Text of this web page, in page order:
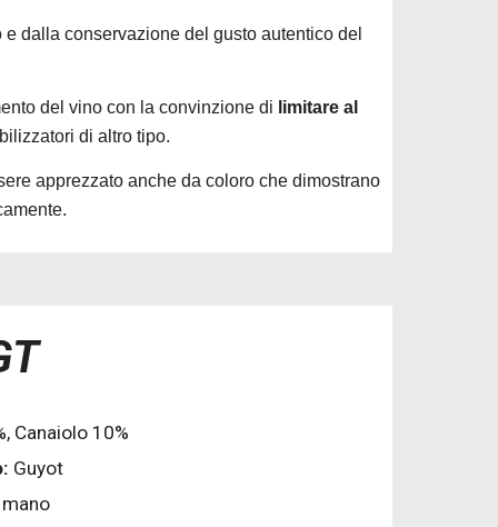
dalla conservazione del gusto autentico del
del vino con la convinzione di limitare al
di altro tipo.
apprezzato anche da coloro che dimostrano
Canaiolo 10%
Guyot